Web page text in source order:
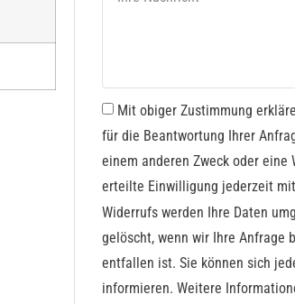
Mit obiger Zustimmung
für die Beantwortung Ihrer
einem anderen Zweck oder
erteilte Einwilligung jederzeit
Widerrufs werden Ihre Daten
gelöscht, wenn wir Ihre Anfrage
entfallen ist. Sie können sich
informieren. Weitere